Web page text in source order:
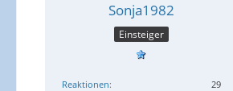
Sonja1982
Einsteiger
Reaktionen
29